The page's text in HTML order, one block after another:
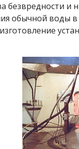
безвредности и
обычной воды в